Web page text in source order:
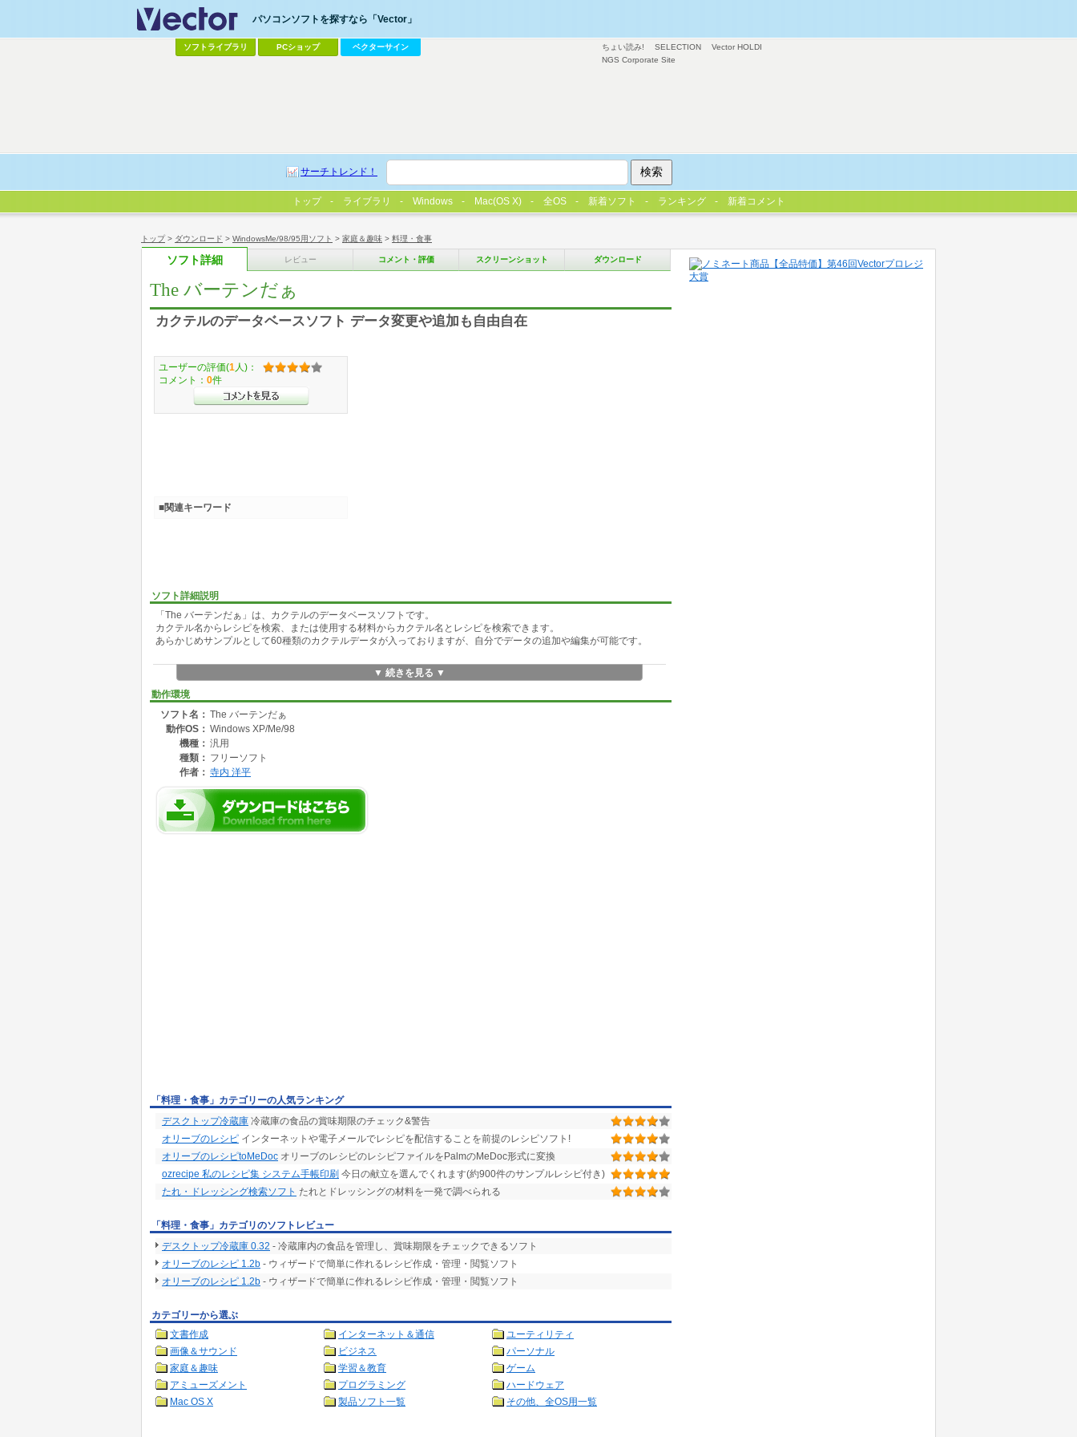
トップ> ダウンロード > WindowsMe/98/95用ソフト > 家庭＆趣味 > 料理・食事
ソフト詳細 レビュー コメント・評価 スクリーンショット ダウンロード
The バーテンだぁ
カクテルのデータベースソフト データ変更や追加も自由自在
ソフト詳細説明
「The バーテンだぁ」は、カクテルのデータベースソフトです。
カクテル名からレシピを検索、または使用する材料からカクテル名とレシピを検索できます。
あらかじめサンプルとして60種類のカクテルデータが入っておりますが、自分でデータの追加や編集が可能です。
▼ 続きを見る ▼
動作環境
ソフト名： The バーテンだぁ
動作OS： Windows XP/Me/98
機種： 汎用
種類： フリーソフト
作者： 寺内 洋平
ユーザーの評価(1 人)：
コメント： 0件
■関連キーワード
「料理・食事」カテゴリーの人気ランキング
デスクトップ冷蔵庫 冷蔵庫の食品の賞味期限のチェック&警告
オリーブのレシピ インターネットや電子メールでレシピを配信することを前提のレシピソフト!
オリーブのレシピtoMeDoc オリーブのレシピのレシピファイルをPalmのMeDoc形式に変換
ozrecipe 私のレシピ集 システム手帳印刷 今日の献立を選んでくれます(約900件のサンプルレシピ付き)
たれ・ドレッシング検索ソフト たれとドレッシングの材料を一発で調べられる
「料理・食事」カテゴリのソフトレビュー
デスクトップ冷蔵庫 0.32 - 冷蔵庫内の食品を管理し、賞味期限をチェックできるソフト
オリーブのレシピ 1.2b - ウィザードで簡単に作れるレシピ作成・管理・閲覧ソフト
オリーブのレシピ 1.2b - ウィザードで簡単に作れるレシピ作成・管理・閲覧ソフト
カテゴリーから選ぶ
文書作成
インターネット＆通信
ユーティリティ
画像＆サウンド
ビジネス
パーソナル
家庭＆趣味
学習＆教育
ゲーム
アミューズメント
プログラミング
ハードウェア
Mac OS X
製品ソフト一覧 その他、全OS用一覧
ちょい読み! SELECTION
Vector HOLDI
NGS Corporate Site
パソコンソフトを探すなら「Vector」
ソフトライブラリ PCショップ ベクターサイン
サーチトレンド！
トップ ライブラリ Windows Mac(OS X) 全OS 新着ソフト ランキング 新着コメント